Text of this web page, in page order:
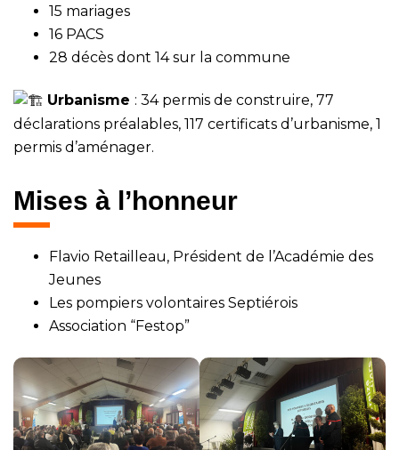
15 mariages
16 PACS
28 décès dont 14 sur la commune
Urbanisme : 34 permis de construire, 77
déclarations préalables, 117 certificats d’urbanisme, 1
permis d’aménager.
Mises à l’honneur
Flavio Retailleau, Président de l’Académie des
Jeunes
Les pompiers volontaires Septiérois
Association “Festop”